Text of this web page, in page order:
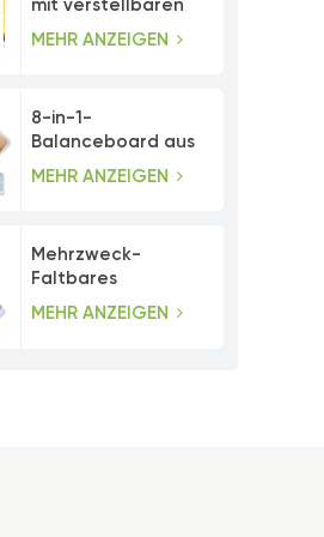
mit verstellbaren
Agility-Stangen
MEHR ANZEIGEN
8-in-1-
Balanceboard aus
Kork mit
MEHR ANZEIGEN
Mehrzweck-
Faltbares
Bauchmuskeltrainer-
MEHR ANZEIGEN